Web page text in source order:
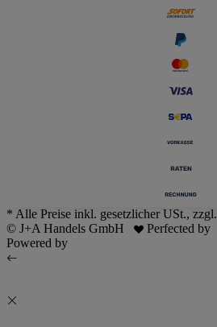
* Alle Preise inkl. gesetzlicher USt., zzgl.
© J+A Handels GmbH
Perfected by
Powered by